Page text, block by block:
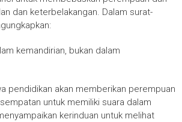
dan keterbelakangan. Dalam surat-
kemandirian, bukan dalam
pendidikan akan memberikan perempuan
untuk memiliki suara dalam
kerinduan untuk melihat